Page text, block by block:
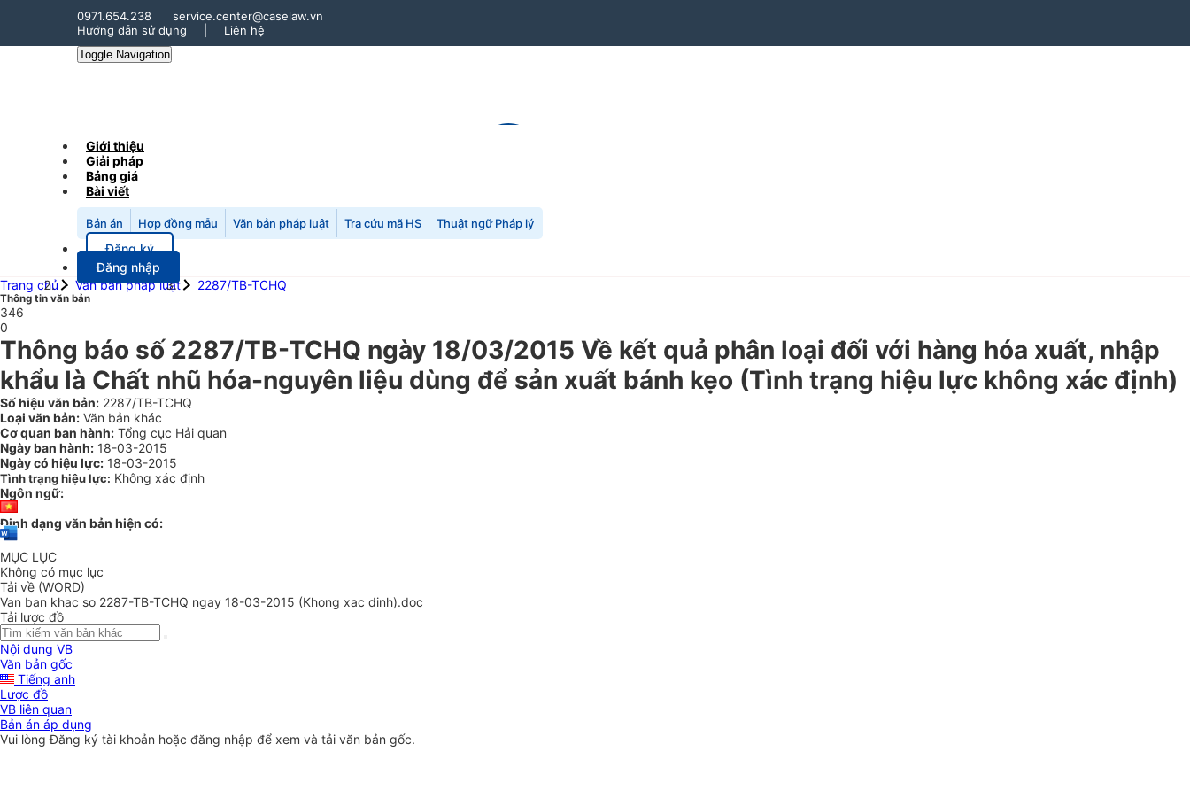
0971.654.238
service.center@caselaw.vn
Hướng dẫn sử dụng
Liên hệ
Toggle Navigation
Giới thiệu
Giải pháp
Bảng giá
Bài viết
Bản án Hợp đồng mẫu Văn bản pháp luật Tra cứu mã HS Thuật ngữ Pháp lý
Đăng ký
Đăng nhập
Trang chủ
Văn bản pháp luật 2287/TB-TCHQ
Thông tin văn bản
346
0
Thông báo số 2287/TB-TCHQ ngày 18/03/2015 Về kết quả phân loại đối với hàng hóa xuất, nhập
khẩu là Chất nhũ hóa-nguyên liệu dùng để sản xuất bánh kẹo (Tình trạng hiệu lực không xác định)
Số hiệu văn bản: 2287/TB-TCHQ
Loại văn bản: Văn bản khác
Cơ quan ban hành: Tổng cục Hải quan
Ngày ban hành: 18-03-2015
Ngày có hiệu lực: 18-03-2015
Tình trạng hiệu lực: Không xác định
Ngôn ngữ:
Định dạng văn bản hiện có:
MỤC LỤC
Không có mục lục
Tải về (WORD)
Van ban khac so 2287-TB-TCHQ ngay 18-03-2015 (Khong xac dinh).doc
Tải lược đồ
Nội dung VB
Văn bản gốc
Tiếng anh
Lược đồ
VB liên quan
Bản án áp dụng
Vui lòngĐăng ký tài khoản hoặc đăng nhập để xem và tải văn bản gốc.